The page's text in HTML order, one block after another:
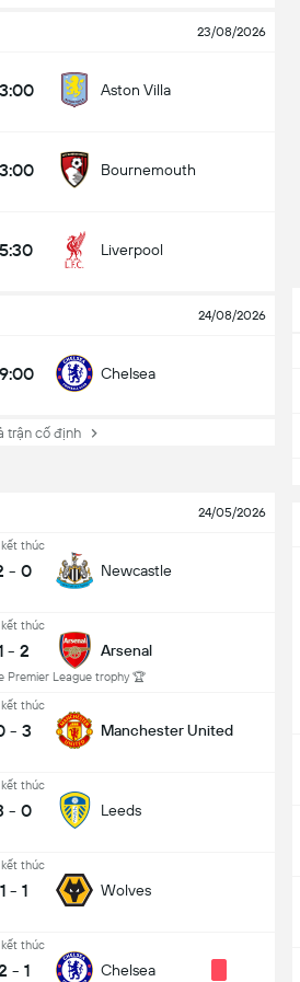
23/08/2026
Aston Villa
Bournemouth
Liverpool
24/08/2026
Chelsea
cố định
24/05/2026
thúc
- 0 Newcastle
thúc
- 2
Premier League trophy 🏆
Arsenal
thúc
- 3 Manchester United
thúc
- 0 Leeds
thúc
1 - 1 Wolves
thúc
- 1 Chelsea